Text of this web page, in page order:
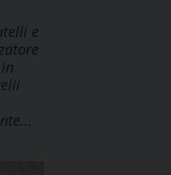
e